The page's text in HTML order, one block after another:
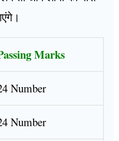
Marks
Number
Number